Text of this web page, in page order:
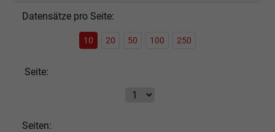
Datensätze pro Seite:
10 20 50 100 250
Seite:
Seiten: